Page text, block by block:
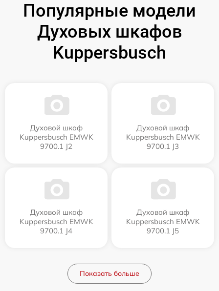
Популярные модели
Духовых шкафов
Kuppersbusch
Духовой шкаф
Kuppersbusch EMWK
9700.1 J2
Духовой шкаф
Kuppersbusch EMWK
9700.1 J3
Духовой шкаф
Kuppersbusch EMWK
9700.1 J4
Духовой шкаф
Kuppersbusch EMWK
9700.1 J5
Показать больше